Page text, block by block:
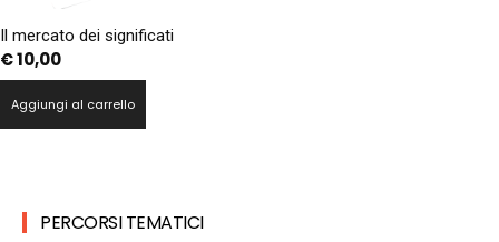
Il mercato dei significati
€10,00
Aggiungi al carrello
PERCORSI TEMATICI